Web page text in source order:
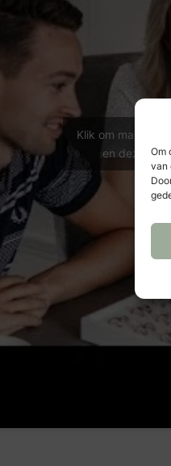
Om
van
Klik om
en deze